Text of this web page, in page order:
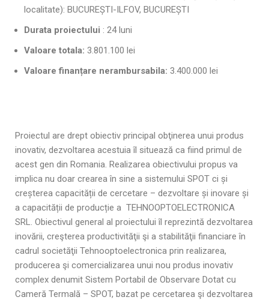
localitate): BUCUREȘTI-ILFOV, BUCUREȘTI
Durata proiectului : 24 luni
Valoare totala: 3.801.100 lei
Valoare finanțare nerambursabila: 3.400.000 lei
Proiectul are drept obiectiv principal obţinerea unui produs
inovativ, dezvoltarea acestuia îl situează ca fiind primul de
acest gen din Romania. Realizarea obiectivului propus va
implica nu doar crearea în sine a sistemului SPOT ci și
creșterea capacității de cercetare – dezvoltare și inovare și
a capacității de producție a TEHNOOPTOELECTRONICA
SRL. Obiectivul general al proiectului îl reprezintă dezvoltarea
inovării, creşterea productivităţii şi a stabilităţii financiare în
cadrul societăţii Tehnooptoelectronica prin realizarea,
producerea şi comercializarea unui nou produs inovativ
complex denumit Sistem Portabil de Observare Dotat cu
Cameră Termală – SPOT, bazat pe cercetarea şi dezvoltarea